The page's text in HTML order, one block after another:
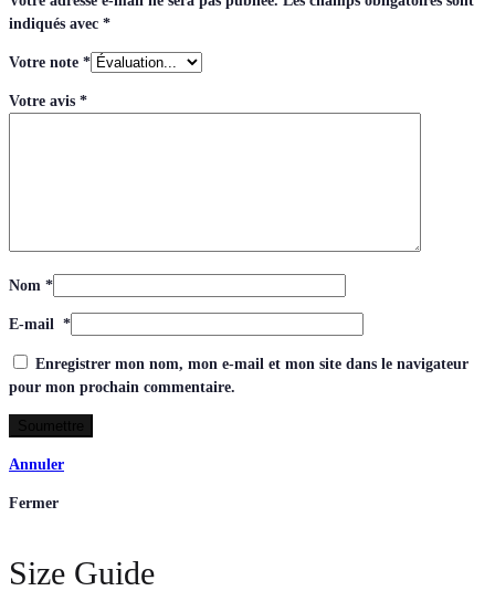
indiqués avec *
Votre note *
Votre avis *
Nom *
E-mail *
Enregistrer mon nom, mon e-mail et mon site dans le navigateur
pour mon prochain commentaire.
Annuler
Fermer
Size Guide